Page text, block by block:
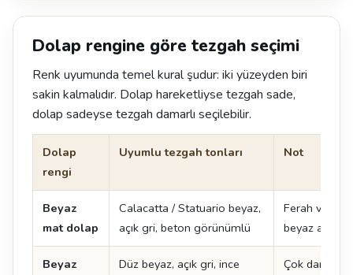
Dolap rengine göre tezgah seçimi
Renk uyumunda temel kural şudur: iki yüzeyden biri
sakin kalmalıdır. Dolap hareketliyse tezgah sade,
dolap sadeyse tezgah damarlı seçilebilir.
Dolap
rengi
Uyumlu tezgah tonları Not
Beyaz
mat dolap
Calacatta / Statuario beyaz,
açık gri, beton görünümlü
Ferah ve
beyaz adada
Beyaz
Düz beyaz, açık gri, ince
Çok damarlı